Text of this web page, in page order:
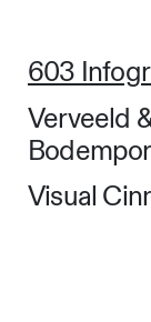
603
Verveeld
Visual